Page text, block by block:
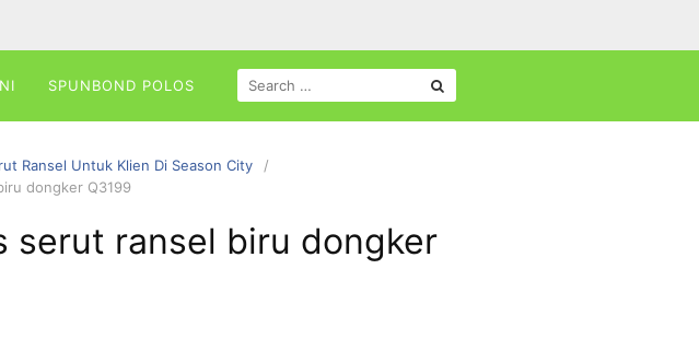
SPUNBOND POLOS
SEARCH
FOR:
Ransel Untuk Klien Di Season City
dongker Q3199
serut ransel biru dongker